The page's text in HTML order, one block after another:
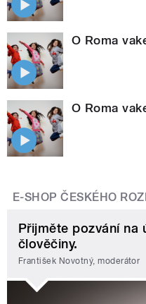
O Roma
O Roma
E-SHOP ČESKÉHO
Přijměte pozvání na
člověčiny.
František Novotný, moderátor